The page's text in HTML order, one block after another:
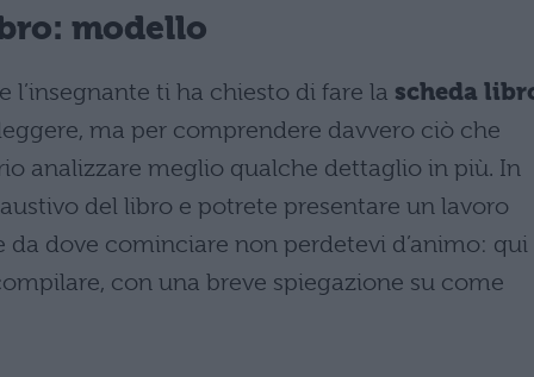
modello
l’insegnante ti ha chiesto di fare la scheda
ma per comprendere davvero ciò che
analizzare meglio qualche dettaglio in più. In
del libro e potrete presentare un lavoro
da dove cominciare non perdetevi d’animo: qui
con una breve spiegazione su come